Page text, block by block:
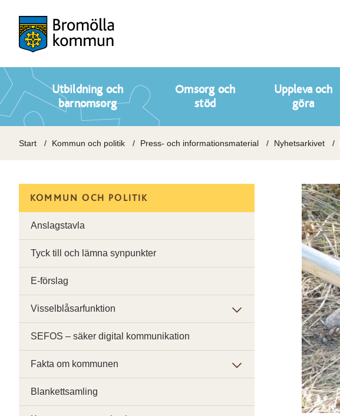
Utbildning och
barnomsorg
Omsorg och
stöd
Uppleva och
göra
Start Kommun och politik Press- och informationsmaterial Nyhetsarkivet
KOMMUN OCH POLITIK
Anslagstavla
Tyck till och lämna synpunkter
E-förslag
Visselblåsarfunktion
SEFOS – säker digital kommunikation
Fakta om kommunen
Blankettsamling